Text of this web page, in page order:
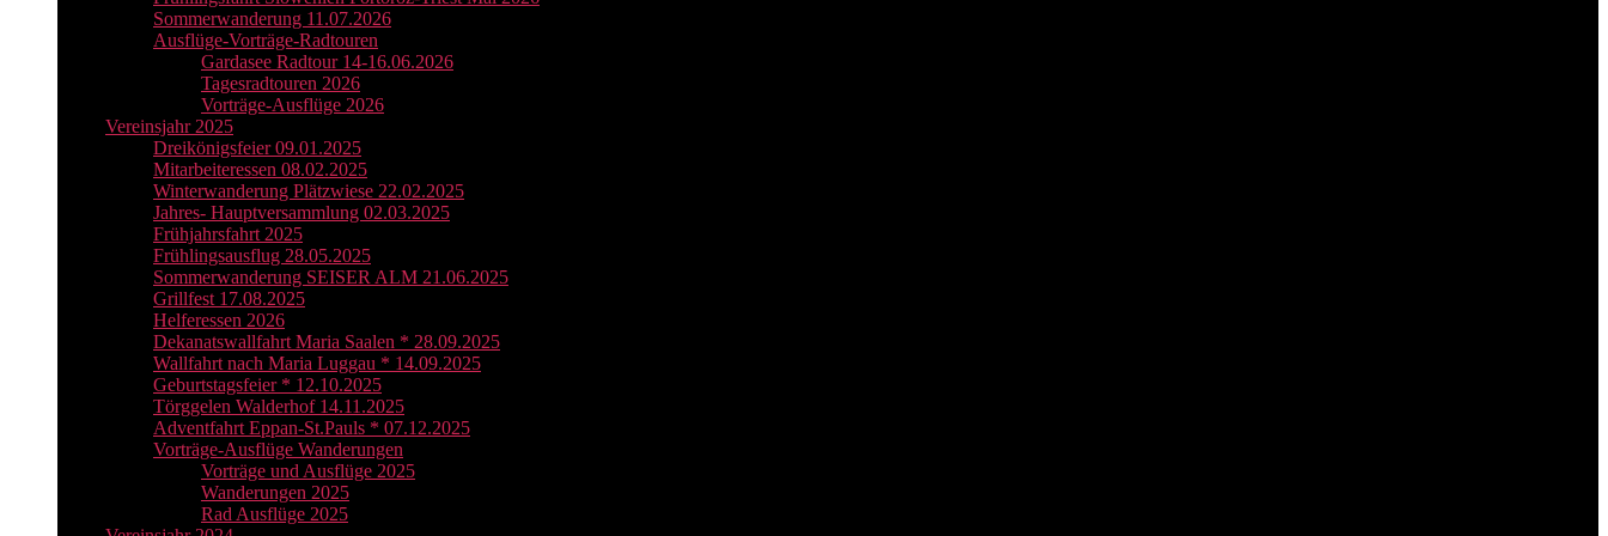
Sommerwanderung 11.07.2026
Ausflüge-Vorträge-Radtouren
Gardasee Radtour 14-16.06.2026
Tagesradtouren 2026
Vorträge-Ausflüge 2026
Vereinsjahr 2025
Dreikönigsfeier 09.01.2025
Mitarbeiteressen 08.02.2025
Winterwanderung Plätzwiese 22.02.2025
Jahres- Hauptversammlung 02.03.2025
Frühjahrsfahrt 2025
Frühlingsausflug 28.05.2025
Sommerwanderung SEISER ALM 21.06.2025
Grillfest 17.08.2025
Helferessen 2026
Dekanatswallfahrt Maria Saalen * 28.09.2025
Wallfahrt nach Maria Luggau * 14.09.2025
Geburtstagsfeier * 12.10.2025
Törggelen Walderhof 14.11.2025
Adventfahrt Eppan-St.Pauls * 07.12.2025
Vorträge-Ausflüge Wanderungen
Vorträge und Ausflüge 2025
Wanderungen 2025
Rad Ausflüge 2025